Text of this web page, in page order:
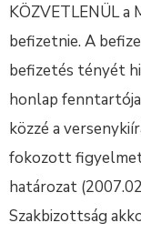
KÖZVETLENÜL a
befizetnie. A
befizetés tényét
honlap
közzé a
fokozott
határozat
Szakbizottság